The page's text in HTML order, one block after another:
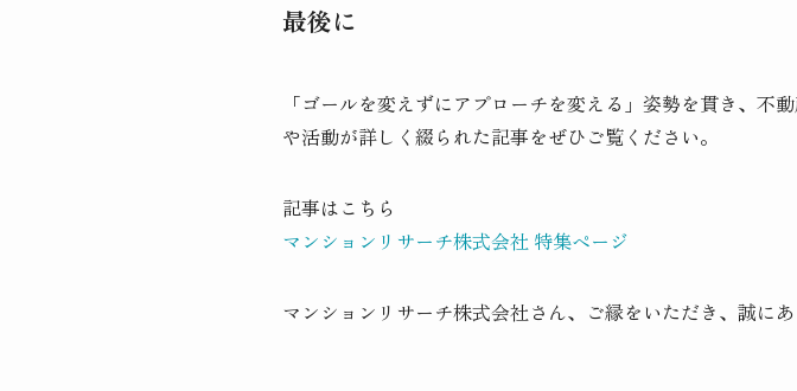
最後に
「ゴールを変えずにアプローチを変える」姿勢を貫き、
や活動が詳しく綴られた記事をぜひご覧ください。
記事はこちら
マンションリサーチ株式会社 特集ページ
マンションリサーチ株式会社さん、ご縁をいただき、誠に